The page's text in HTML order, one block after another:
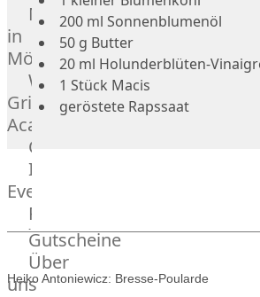
Poster
Markthalle
in
Mönchengladbach
Weber®
Grill
Academy
OTTO@Home
Individuelle
Events
Partner
Kalender
Gästehaus
Villa
Gutscheine
Über
uns
200 ml Sonnenblumenöl
50 g Butter
20 ml Holunderblüten-
1 Stück Macis
geröstete Rapssaat
Heiko Antoniewicz: Bresse-Poularde